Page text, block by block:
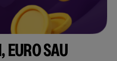
EURO SAU